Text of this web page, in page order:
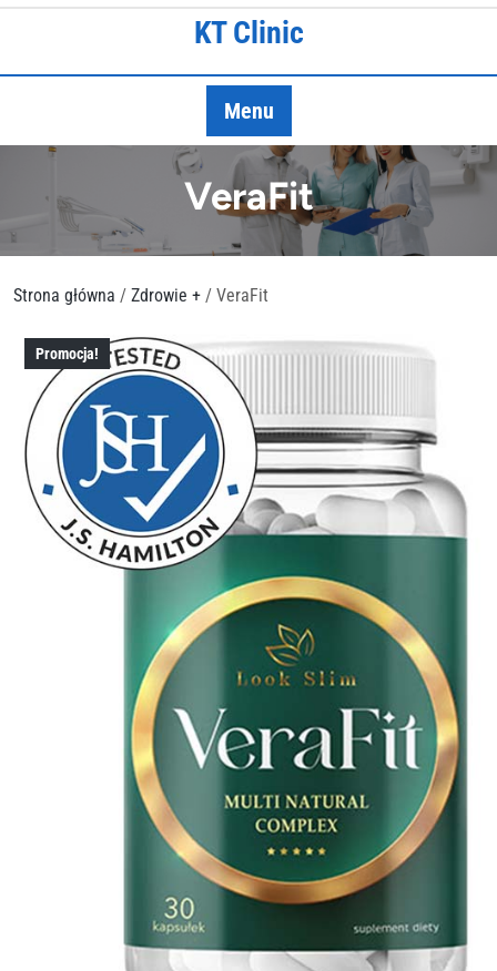
Skip
KT Clinic
Menu
VeraFit
Strona główna / Zdrowie + / VeraFit
Promocja!